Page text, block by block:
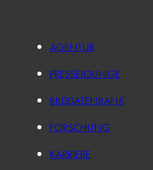
AGENTUR
PRESSELOUNGE
BILDDATENBANK
FORSCHUNG
KARRIERE